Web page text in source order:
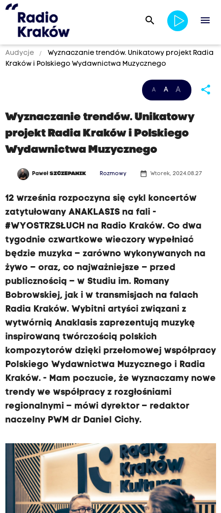
search menu
Audycje
Wyznaczanie trendów. Unikatowy projekt Radia
Kraków i Polskiego Wydawnictwa Muzycznego
A A A share
Wyznaczanie trendów. Unikatowy
projekt Radia Kraków i Polskiego
Wydawnictwa Muzycznego
PawełSZCZEPANIK Rozmowy date_range Wtorek, 2024.08.27
12 września rozpoczyna się cykl koncertów
zatytułowany ANAKLASIS na fali -
#WYOSTRZSŁUCH na Radio Kraków. Co dwa
tygodnie czwartkowe wieczory wypełniać
będzie muzyka – zarówno wykonywanych na
żywo – oraz, co najważniejsze – przed
publicznością – w Studiu im. Romany
Bobrowskiej, jak i w transmisjach na falach
Radia Kraków. Wybitni artyści związani z
wytwórnią Anaklasis zaprezentują muzykę
inspirowaną twórczością polskich
kompozytorów dzięki przełomowej współpracy
Polskiego Wydawnictwa Muzycznego i Radia
Kraków. - Mam poczucie, że wyznaczamy nowe
trendy we współpracy z rozgłośniami
regionalnymi – mówi dyrektor – redaktor
naczelny PWM dr Daniel Cichy.